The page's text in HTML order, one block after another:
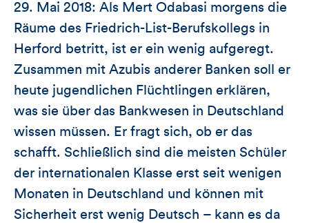
29. Mai 2018: Als Mert Odabasi morgens die
Räume des Friedrich-List-Berufskollegs in
Herford betritt, ist er ein wenig aufgeregt.
Zusammen mit Azubis anderer Banken soll er
heute jugendlichen Flüchtlingen erklären,
was sie über das Bankwesen in Deutschland
wissen müssen. Er fragt sich, ob er das
schafft. Schließlich sind die meisten Schüler
der internationalen Klasse erst seit wenigen
Monaten in Deutschland und können mit
Sicherheit erst wenig Deutsch – kann es da